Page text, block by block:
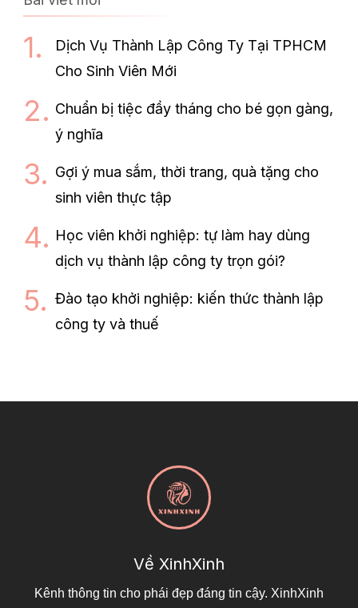
Dịch Vụ Thành Lập Công Ty Tại TPHCM
Cho Sinh Viên Mới
Chuẩn bị tiệc đầy tháng cho bé gọn gàng,
ý nghĩa
Gợi ý mua sắm, thời trang, quà tặng cho
sinh viên thực tập
Học viên khởi nghiệp: tự làm hay dùng
dịch vụ thành lập công ty trọn gói?
Đào tạo khởi nghiệp: kiến thức thành lập
công ty và thuế
Về XinhXinh
Kênh thông tin cho phái đẹp đáng tin cậy. XinhXinh